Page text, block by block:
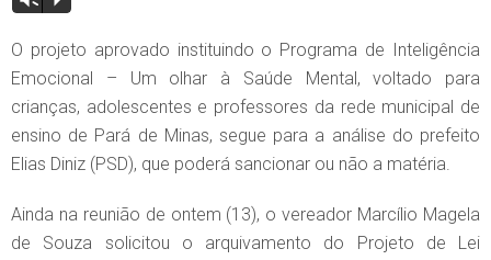
O projeto aprovado instituindo o Programa de Inteligência
Emocional – Um olhar à Saúde Mental, voltado para
crianças, adolescentes e professores da rede municipal de
ensino de Pará de Minas, segue para a análise do prefeito
Elias Diniz (PSD), que poderá sancionar ou não a matéria.
Ainda na reunião de ontem (13), o vereador Marcílio Magela
de Souza solicitou o arquivamento do Projeto de Lei